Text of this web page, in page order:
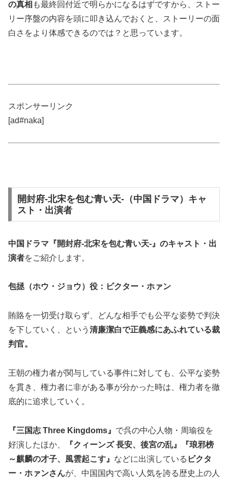
の真相 も最終回付近で明らかになるはずですから、ストー
リー序盤の内容を頭に叩き込んでおくと、ストーリーの面
白さをより体感できるのでは？と思っています。
スポンサーリンク
[ad#naka]
開封府-北宋を包む青い天-（中国ドラマ）キャ
スト・出演者
中国ドラマ『開封府-北宋を包む青い天-』のキャスト・出
演者をご紹介します。
包拯（ホウ・ジョウ）役： ビクター・ホァン
賄賂を一切受け取らず、どんな相手でも公平な姿勢で判決
を下していく、という 清廉潔白で正義感にあふれている裁
判官。
王朝の権力者が関与している事件に対しても、公平な姿勢
を貫き、権力者に非がある事が分かった時は、権力者を徹
底的に追求していく。
『三国志 Three Kingdoms』 で呉の中心人物・周瑜役を
好演したほか、
『クィーンズ 長安、後宮の乱』『琅邪榜
～麒麟の才子、風雲起こす』 などに出演している ビクタ
ー・ホァンさんが、中国国内で高い人気を誇る歴史上の人